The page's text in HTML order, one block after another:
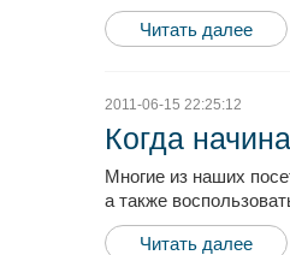
Читать далее
2011-06-15 22:25:12
Когда
Многие из наших
а также
Читать далее